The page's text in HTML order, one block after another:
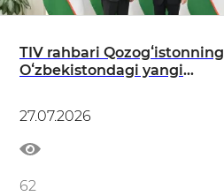
TIV rahbari Qozogʻistonning
Oʻzbekistondagi yangi
qildi
27.07.2026
62